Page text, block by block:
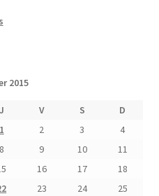
2015
J V S
D
1
2 3
4
8 9 10
11
16 17
18
23 24
25